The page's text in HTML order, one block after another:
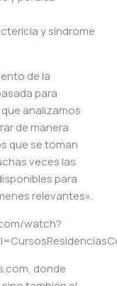
y síndrome
de la
para
analizamos
de manera
que se toman
veces las
para
relevantes».
watch?
donde